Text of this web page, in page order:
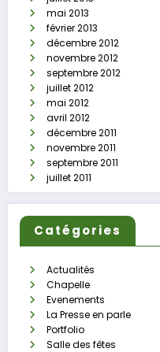
mai 2013
février 2013
décembre 2012
novembre 2012
septembre 2012
juillet 2012
mai 2012
avril 2012
décembre 2011
novembre 2011
septembre 2011
juillet 2011
Catégories
Actualités
Chapelle
Evenements
La Presse en parle
Portfolio
Salle des fêtes